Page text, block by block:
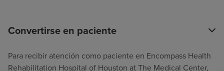
Convertirse en paciente
Para recibir atención como paciente en Encompass Health
Rehabilitation Hospital of Houston at The Medical Center,